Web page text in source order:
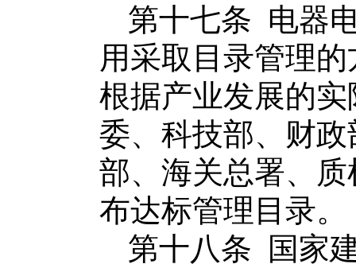
第十七条 电器
用采取目录管理
根据产业发展的
委、科技部、财
部、海关总署、
布达标管理目录。
第十八条
国家